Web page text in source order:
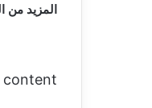
المزيد